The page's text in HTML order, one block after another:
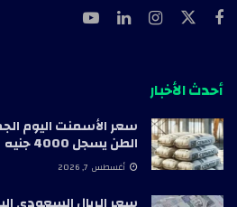
أحدث الأخبار
الطن يسجل 4000 جنيه
أغسطس 7, 2026